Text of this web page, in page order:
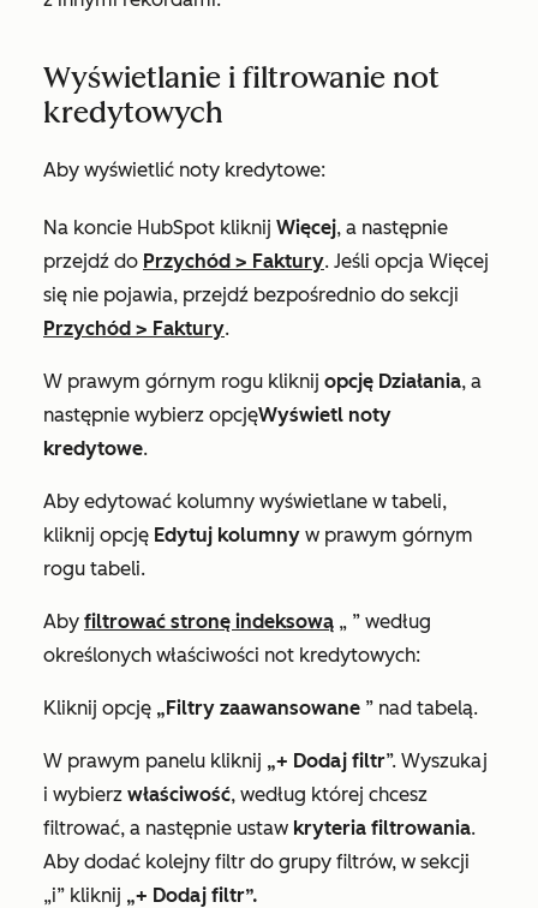
Wyświetlanie i filtrowanie not
kredytowych
Aby wyświetlić noty kredytowe:
Na koncie HubSpot kliknij Więcej, a następnie
przejdź do Przychód > Faktury. Jeśli opcja Więcej
się nie pojawia, przejdź bezpośrednio do sekcji
Przychód > Faktury.
W prawym górnym rogu kliknij opcję Działania, a
następnie wybierz opcjęWyświetl noty
kredytowe.
Aby edytować kolumny wyświetlane w tabeli,
kliknij opcję Edytuj kolumny w prawym górnym
rogu tabeli.
Aby filtrować stronę indeksową „ ” według
określonych właściwości not kredytowych:
Kliknij opcję „Filtry zaawansowane ” nad tabelą.
W prawym panelu kliknij „+ Dodaj filtr”. Wyszukaj
i wybierz właściwość, według której chcesz
filtrować, a następnie ustaw kryteria filtrowania.
Aby dodać kolejny filtr do grupy filtrów, w sekcji
„i” kliknij „+ Dodaj filtr”.